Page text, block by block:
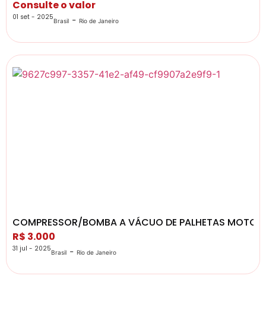
Consulte o valor
01 set - 2025Brasil - Rio de Janeiro
COMPRESSOR/BOMBA A VÁCUO DE PALHETAS
R$ 3.000
31 jul - 2025Brasil - Rio de Janeiro